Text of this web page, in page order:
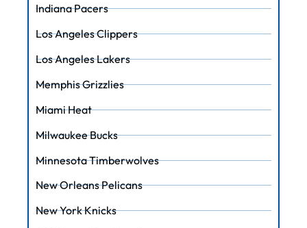
Indiana Pacers
Los Angeles Clippers
Los Angeles Lakers
Memphis Grizzlies
Miami Heat
Milwaukee Bucks
Minnesota Timberwolves
New Orleans Pelicans
New York Knicks